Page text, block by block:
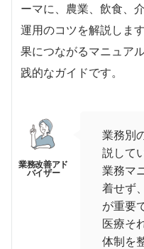
ーマに、農業、飲食、
運用のコツを解説しま
果につながるマニュア
践的なガイドです。
業務別
説して
業務マ
着せず
が重要
医療そ
体制を